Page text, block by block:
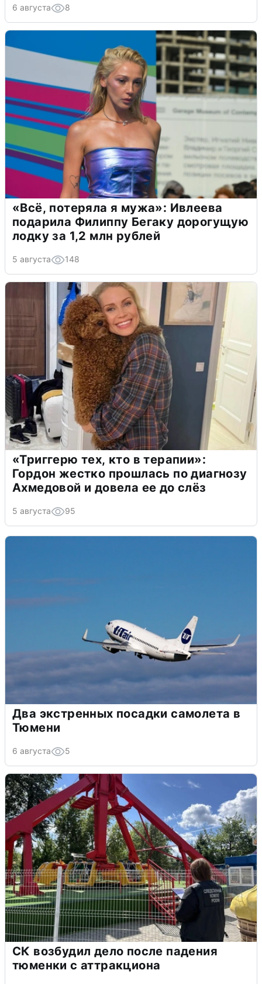
6 августа 8
«Всё, потеряла я мужа»: Ивлеева
подарила Филиппу Бегаку дорогущую
лодку за 1,2 млн рублей
5 августа 148
«Триггерю тех, кто в терапии»:
Гордон жестко прошлась по диагнозу
Ахмедовой и довела ее до слёз
5 августа 95
Два экстренных посадки самолета в
Тюмени
6 августа 5
СК возбудил дело после падения
тюменки с аттракциона